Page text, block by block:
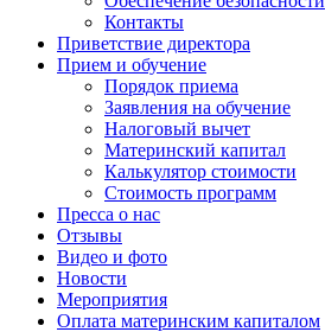
Контакты
Приветствие директора
Прием и обучение
Порядок приема
Заявления на обучение
Налоговый вычет
Материнский капитал
Калькулятор стоимости
Стоимость программ
Пресса о нас
Отзывы
Видео и фото
Новости
Мероприятия
Оплата материнским капиталом